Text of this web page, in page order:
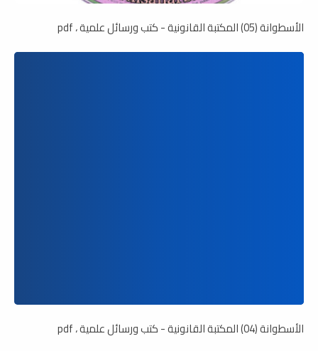
الأسطوانة (05) المكتبة القانونية - كتب ورسائل علمية ، pdf
الأسطوانة (04) المكتبة القانونية - كتب ورسائل علمية ، pdf